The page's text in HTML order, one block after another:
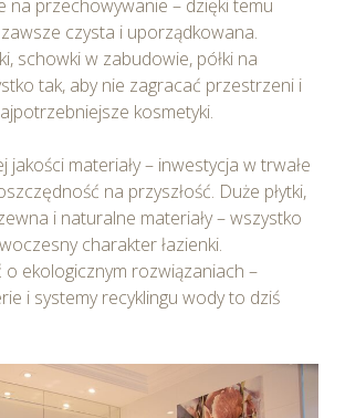
do Prezesa Urzędu Ochrony Danych
informacje o plikach cookie
w Serwisie oraz inne informacje
związane z korzystaniem z
są wPolityce prywatności – pliki
„Zgadzam się” wyrażasz zgodę na
w Serwisie wszystkich plików
Sp. z o.o. oraz jej Partnerów we
celach.Wyrażenie zgody jest
wycofać zgodę i dokonać zmiany
plików cookie w każdej chwili za
Polityki prywatności – pliki
na przechowywanie – dzięki temu
czysta i uporządkowana.
schowki w zabudowie, półki na
tak, aby nie zagracać przestrzeni i
kosmetyki.
jakości materiały – inwestycja w trwałe
na przyszłość. Duże płytki,
i naturalne materiały – wszystko
charakter łazienki.
ekologicznym rozwiązaniach –
i systemy recyklingu wody to dziś